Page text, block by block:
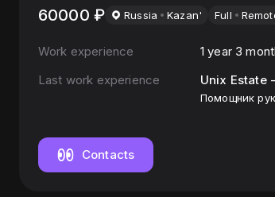
60000 ₽ Russia Kazan' Full
Work experience
1 year 3
Last work experience
Unix Estate
Помощник
Contacts